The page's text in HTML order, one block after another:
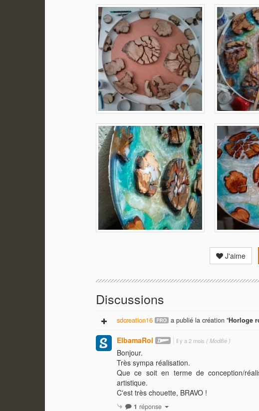
J'aime
Discussions
sdcreation16 a publié la création "Horloge
ElbamaRol il y a 2 mois ( Modifié )
Bonjour.
Très sympa réalisation.
Que ce soit en terme de conception/
artistique.
C'est très chouette, BRAVO !
1 réponse